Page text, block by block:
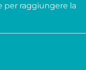
per raggiungere la